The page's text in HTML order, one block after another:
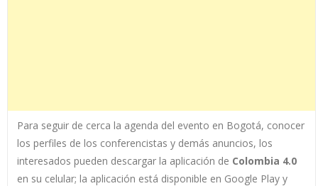
Para seguir de cerca la agenda del evento en Bogotá, conocer
los perfiles de los conferencistas y demás anuncios, los
interesados pueden descargar la aplicación de Colombia 4.0
en su celular; la aplicación está disponible en Google Play y